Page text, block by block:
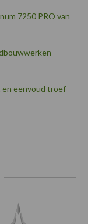
7250 PRO van
en eenvoud troef